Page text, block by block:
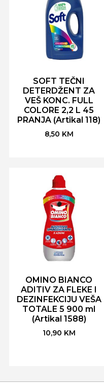
SOFT TEČNI
DETERDŽENT ZA
VEŠ KONC. FULL
COLORE 2,2 L 45
PRANJA (Artikal 118)
8,50 KM
OMINO BIANCO
ADITIV ZA FLEKE I
DEZINFEKCIJU VEŠA
TOTALE 5 900 ml
(Artikal 1588)
10,90 KM